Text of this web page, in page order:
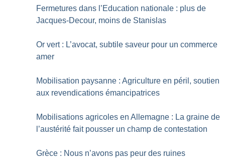
Fermetures dans l’Education nationale : plus de
Jacques-Decour, moins de Stanislas
Or vert : L’avocat, subtile saveur pour un commerce
amer
Mobilisation paysanne : Agriculture en péril, soutien
aux revendications émancipatrices
Mobilisations agricoles en Allemagne : La graine de
l’austérité fait pousser un champ de contestation
Grèce : Nous n’avons pas peur des ruines